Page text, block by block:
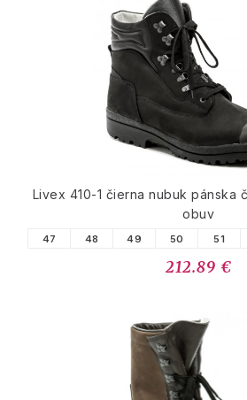
Livex 410-1 čierna nubuk pánska
obuv
47 48 49 50 51
212.89 €